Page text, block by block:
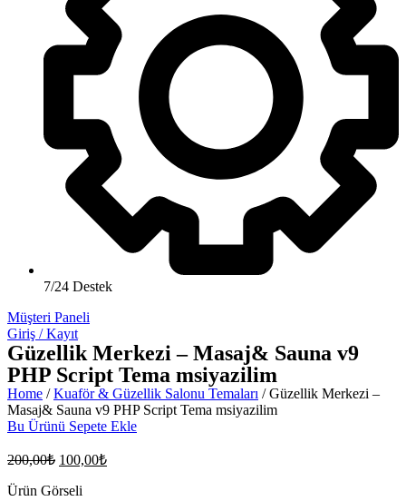
7/24 Destek
Müşteri Paneli
Giriş / Kayıt
Güzellik Merkezi – Masaj& Sauna v9
PHP Script Tema msiyazilim
Home /Kuaför & Güzellik Salonu Temaları / Güzellik Merkezi –
Masaj& Sauna v9 PHP Script Tema msiyazilim
Bu Ürünü Sepete Ekle
200,00₺ 100,00₺
Ürün Görseli